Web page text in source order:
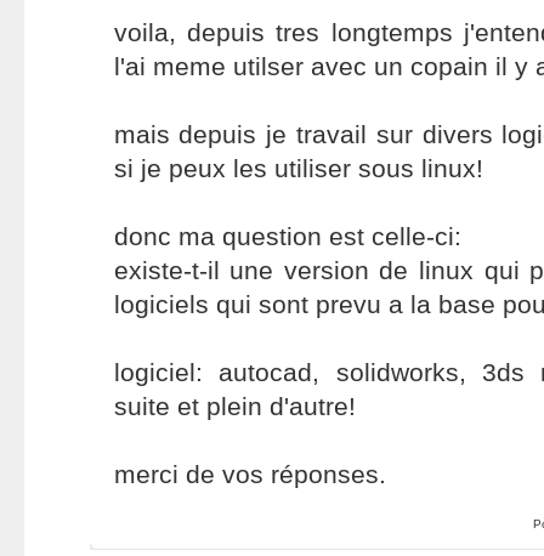
voila, depuis tres longtemps
l'ai meme utilser avec un copain il y
mais depuis je travail sur divers
si je peux les utiliser sous linux!
donc ma question est celle-ci:
existe-t-il une version de linux qui
logiciels qui sont prevu a la base
logiciel: autocad, solidworks, 3ds
suite et plein d'autre!
merci de vos réponses.